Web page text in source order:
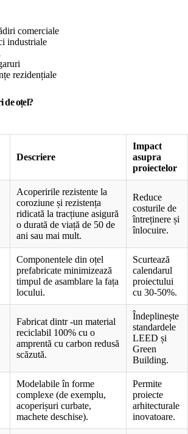
comerciale
industriale
rezidențiale
de oțel?
Descriere
Impact
asupra
proiectelor
Acoperirile rezistente la
coroziune și rezistența
ridicată la tracțiune asigură
o durată de viață de 50 de
ani sau mai mult.
Reduce
costurile de
întreținere și
înlocuire.
Componentele din oțel
prefabricate minimizează
timpul de asamblare la fața
locului.
Scurtează
calendarul
proiectului
cu 30-50%.
Fabricat dintr -un material
reciclabil 100% cu o
amprentă cu carbon redusă
scăzută.
Îndeplinește
standardele
LEED și
Green
Building.
Modelabile în forme
complexe (de exemplu,
acoperișuri curbate,
machete deschise).
Permite
proiecte
arhitecturale
inovatoare.